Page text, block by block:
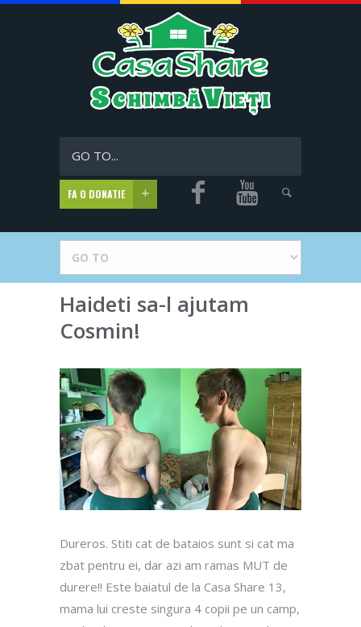
GO TO...
FA O DONATIE
Haideti sa-l ajutam
Cosmin!
Dureros. Stiti cat de bataios sunt si cat ma
zbat pentru ei, dar azi am ramas MUT de
durere!! Este baiatul de la Casa Share 13,
mama lui creste singura 4 copii pe un camp,